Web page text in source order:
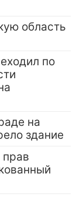
область
по
на
здание
прав